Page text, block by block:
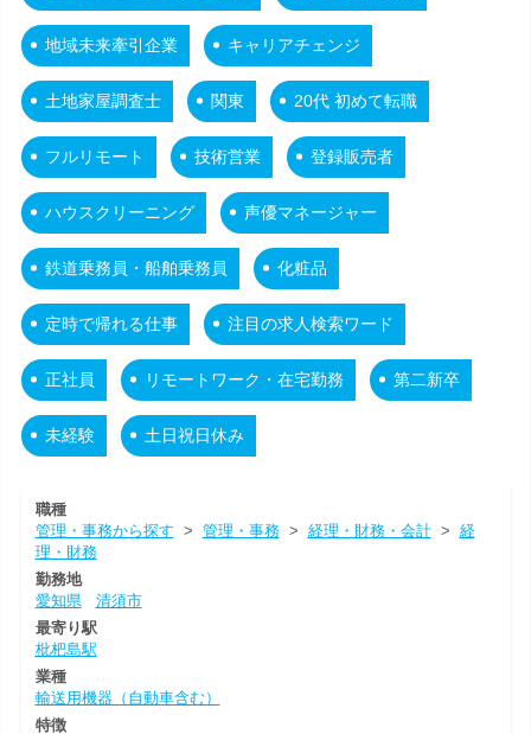
地域未来牽引企業 キャリアチェンジ
土地家屋調査士 関東 20代 初めて転職
フルリモート 技術営業 登録販売者
ハウスクリーニング 声優マネージャー
鉄道乗務員・船舶乗務員 化粧品
定時で帰れる仕事 注目の求人検索ワード
正社員 リモートワーク・在宅勤務 第二新卒
未経験 土日祝日休み
職種
管理・事務から探す > 管理・事務> 経理・財務・会計> 経
理・財務
勤務地
愛知県
清須市
最寄り駅
枇杷島駅
業種
輸送用機器（自動車含む）
特徴